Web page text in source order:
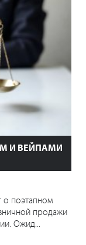
И ВЕЙПАМИ
о поэтапном
продажи
Ожид...